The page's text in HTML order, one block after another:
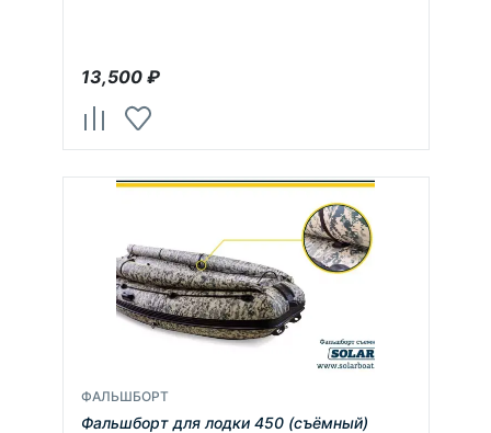
13,500₽
ФАЛЬШБОРТ
Фальшборт для лодки 450 (съёмный)